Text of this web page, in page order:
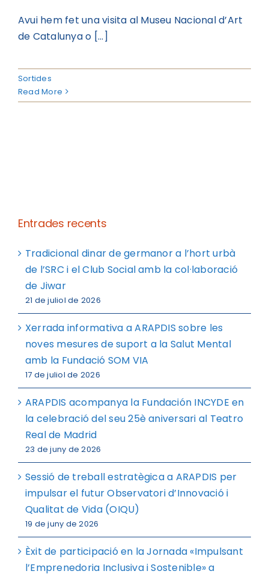
Avui hem fet una visita al Museu Nacional d’Art
de Catalunya o [...]
Sortides
Read More
Entrades recents
Tradicional dinar de germanor a l’hort urbà
de l’SRC i el Club Social amb la col·laboració
de Jiwar
21 de juliol de 2026
Xerrada informativa a ARAPDIS sobre les
noves mesures de suport a la Salut Mental
amb la Fundació SOM VIA
17 de juliol de 2026
ARAPDIS acompanya la Fundación INCYDE en
la celebració del seu 25è aniversari al Teatro
Real de Madrid
23 de juny de 2026
Sessió de treball estratègica a ARAPDIS per
impulsar el futur Observatori d’Innovació i
Qualitat de Vida (OIQU)
19 de juny de 2026
Èxit de participació en la Jornada «Impulsant
l’Emprenedoria Inclusiva i Sostenible» a